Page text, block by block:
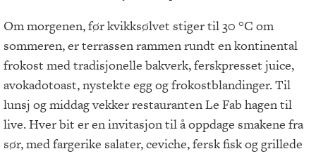
Om morgenen, før kvikksølvet stiger til 30 °C om
sommeren, er terrassen rammen rundt en kontinental
frokost med tradisjonelle bakverk, ferskpresset juice,
avokadotoast, nystekte egg og frokostblandinger. Til
lunsj og middag vekker restauranten Le Fab hagen til
live. Hver bit er en invitasjon til å oppdage smakene fra
sør, med fargerike salater, ceviche, fersk fisk og grillede